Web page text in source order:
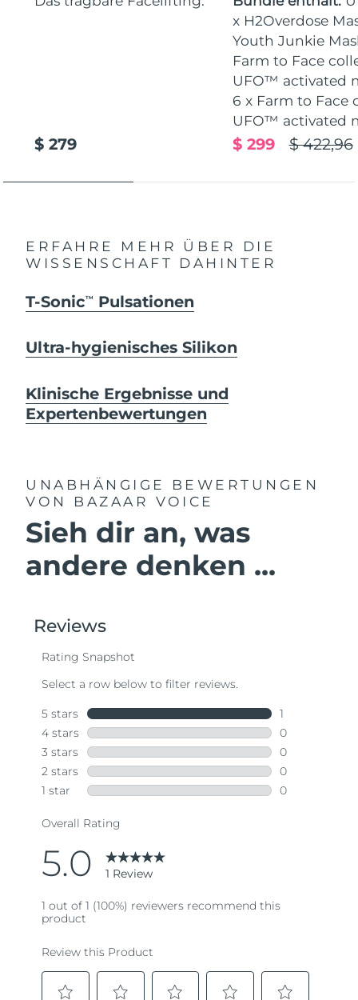
$ 279
x H2Overdose
Youth Junkie
Farm to Face
UFO™ activated
6 x Farm to Face
UFO™ activated
$ 422,96
$ 299
ERFAHRE MEHR ÜBER DIE
WISSENSCHAFT DAHINTER
T-SonicTM Pulsationen
Ultra-hygienisches Silikon
Klinische Ergebnisse und
Expertenbewertungen
UNABHÄNGIGE BEWERTUNGEN
VON BAZAAR VOICE
Sieh dir an, was
andere denken ...